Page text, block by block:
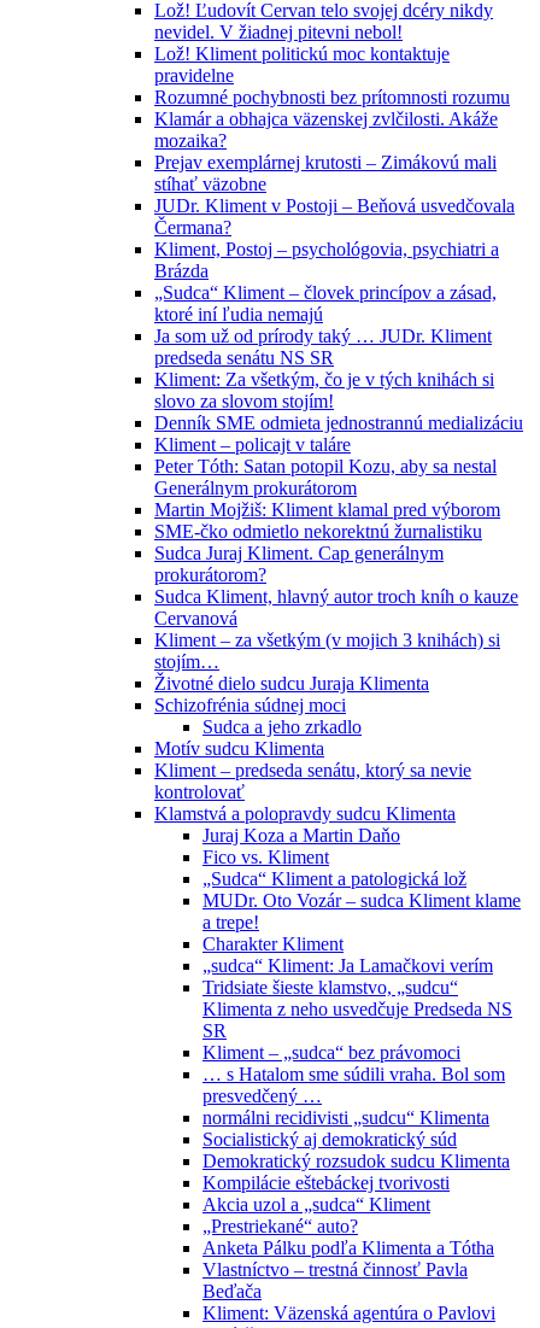
Lož! Ľudovít Cervan telo svojej dcéry nikdy
nevidel. V žiadnej pitevni nebol!
Lož! Kliment politickú moc kontaktuje
pravidelne
Rozumné pochybnosti bez prítomnosti rozumu
Klamár a obhajca väzenskej zvlčilosti. Akáže
mozaika?
Prejav exemplárnej krutosti – Zimákovú mali
stíhať väzobne
JUDr. Kliment v Postoji – Beňová usvedčovala
Čermana?
Kliment, Postoj – psychológovia, psychiatri a
Brázda
„Sudca“ Kliment – človek princípov a zásad,
ktoré iní ľudia nemajú
Ja som už od prírody taký … JUDr. Kliment
predseda senátu NS SR
Kliment: Za všetkým, čo je v tých knihách si
slovo za slovom stojím!
Denník SME odmieta jednostrannú medializáciu
Kliment – policajt v taláre
Peter Tóth: Satan potopil Kozu, aby sa nestal
Generálnym prokurátorom
Martin Mojžiš: Kliment klamal pred výborom
SME-čko odmietlo nekorektnú žurnalistiku
Sudca Juraj Kliment. Cap generálnym
prokurátorom?
Sudca Kliment, hlavný autor troch kníh o kauze
Cervanová
Kliment – za všetkým (v mojich 3 knihách) si
stojím…
Životné dielo sudcu Juraja Klimenta
Schizofrénia súdnej moci
Sudca a jeho zrkadlo
Motív sudcu Klimenta
Kliment – predseda senátu, ktorý sa nevie
kontrolovať
Klamstvá a polopravdy sudcu Klimenta
Juraj Koza a Martin Daňo
Fico vs. Kliment
„Sudca“ Kliment a patologická lož
MUDr. Oto Vozár – sudca Kliment klame
a trepe!
Charakter Kliment
„sudca“ Kliment: Ja Lamačkovi verím
Tridsiate šieste klamstvo, „sudcu“
Klimenta z neho usvedčuje Predseda NS
SR
Kliment – „sudca“ bez právomoci
… s Hatalom sme súdili vraha. Bol som
presvedčený …
normálni recidivisti „sudcu“ Klimenta
Socialistický aj demokratický súd
Demokratický rozsudok sudcu Klimenta
Kompilácie eštebáckej tvorivosti
Akcia uzol a „sudca“ Kliment
„Prestriekané“ auto?
Anketa Pálku podľa Klimenta a Tótha
Vlastníctvo – trestná činnosť Pavla
Beďača
Kliment: Väzenská agentúra o Pavlovi